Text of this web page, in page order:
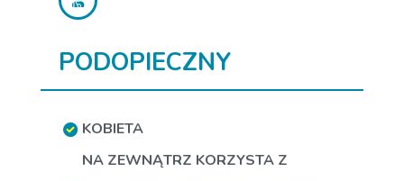
PODOPIECZNY
KOBIETA
NA ZEWNĄTRZ KORZYSTA Z